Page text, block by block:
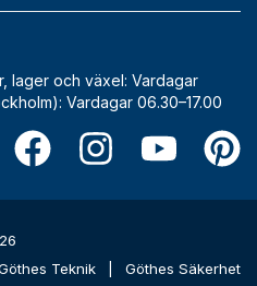
lager och växel: Vardagar
Vardagar 06.30–17.00
Teknik
Göthes Säkerhet